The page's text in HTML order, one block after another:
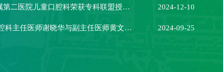
哈尔滨医科大学附属第二医院儿童口腔科荣获专科联盟授权单位 2024-12-10
全国爱牙日 儿童口腔科主任医师谢晓华与副主任医师黄文杰参与义诊 2024-09-25